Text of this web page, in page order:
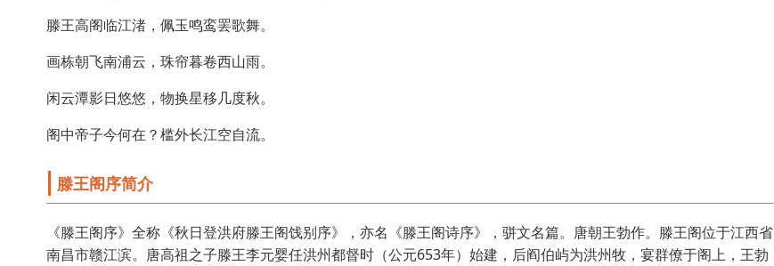
滕王高阁临江渚，佩玉鸣鸾罢歌舞。
画栋朝飞南浦云，珠帘暮卷西山雨。
闲云潭影日悠悠，物换星移几度秋。
阁中帝子今何在？槛外长江空自流。
滕王阁序简介
《滕王阁序》全称《秋日登洪府滕王阁饯别序》，亦名《滕王阁诗序》，骈文名篇。唐朝王勃作。滕王阁位于江西省
南昌市赣江滨。唐高祖之子滕王李元婴任洪州都督时（公元653年）始建，后阎伯屿为洪州牧，宴群僚于阁上，王勃